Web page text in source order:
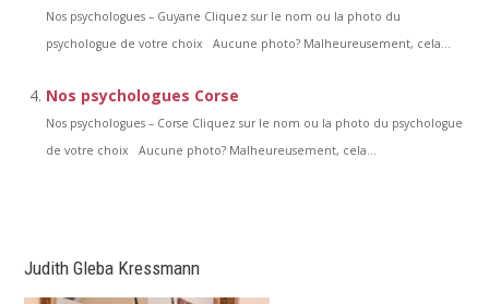
Nos psychologues – Guyane Cliquez sur le nom ou la photo du
psychologue de votre choix Aucune photo? Malheureusement, cela...
Nos psychologues Corse
Nos psychologues – Corse Cliquez sur le nom ou la photo du psychologue
de votre choix Aucune photo? Malheureusement, cela...
Judith Gleba Kressmann